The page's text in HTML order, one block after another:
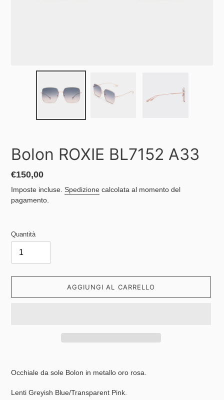
Bolon ROXIE BL7152 A33
Prezzo
di
listino
€150,00
Imposte incluse. Spedizione calcolata al momento del
pagamento.
Quantità
AGGIUNGI AL CARRELLO
nel
Occhiale da sole Bolon in metallo oro rosa.
Lenti Greyish Blue/Transparent Pink.